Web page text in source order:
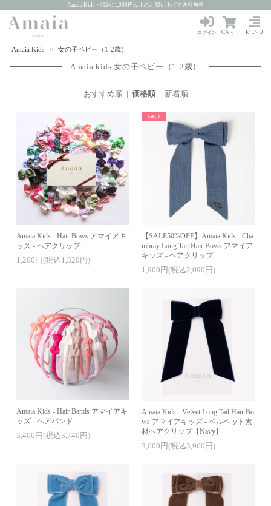
Amaia Kids・税込11,000円以上のお買い上げで送料無料
MENU
ログイン CART
Amaia Kids > 女の子ベビー（1-2歳）
Amaia kids 女の子ベビー（1-2歳）
おすすめ順| 価格順| 新着順
Amaia Kids - Hair Bows アマイアキ
ッズ - ヘアクリップ
1,200円(税込1,320円)
【SALE50%OFF】Amaia Kids - Cha
mbray Long Tail Hair Bows アマイア
キッズ - ヘアクリップ
1,900円(税込2,090円)
Amaia Kids - Hair Bands アマイアキ
ッズ - ヘアバンド
3,400円(税込3,740円)
Amaia Kids - Velvet Long Tail Hair Bo
ws アマイアキッズ - ベルベット素
材ヘアクリップ【Navy】
3,600円(税込3,960円)